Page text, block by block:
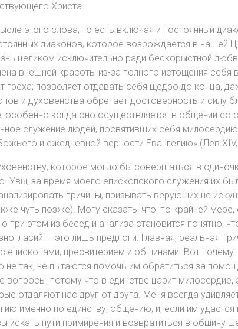
Христа.
этого слова, то есть включая и постоянный
диаконов, которое возрождается в нашей
целиком исключительно ради бескорыстной
внешней красоты из-за полного истощения
греха; позволяет отдавать себя щедро до конца,
и духовенства обретает достоверность и силу
особенно когда оно осуществляется в общении со
служение людей, посвятивших себя
и ежедневной верности Евангелию» (Лев
которое могло бы совершаться в
Увы, за время моего епископского служения их
причины, призывать верующих не
чуть позже). Могу сказать, что, по крайней
этом из бесед и анализа становится понятно,
— это лишь предлоги. Главная, реальная
епископами, пресвитерием и общинами. Вот
не так, не пытаются помочь им обратиться за
потому что в единстве царит
отдаляют нас друг от друга. Меня всегда
именно по единству, общению, и, если им
искать пути примирения и возвратиться в общину